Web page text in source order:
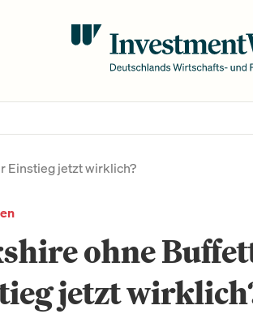
Einstieg jetzt wirklich?
ohne
jetzt